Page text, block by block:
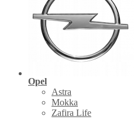
Opel
Astra
Mokka
Zafira Life